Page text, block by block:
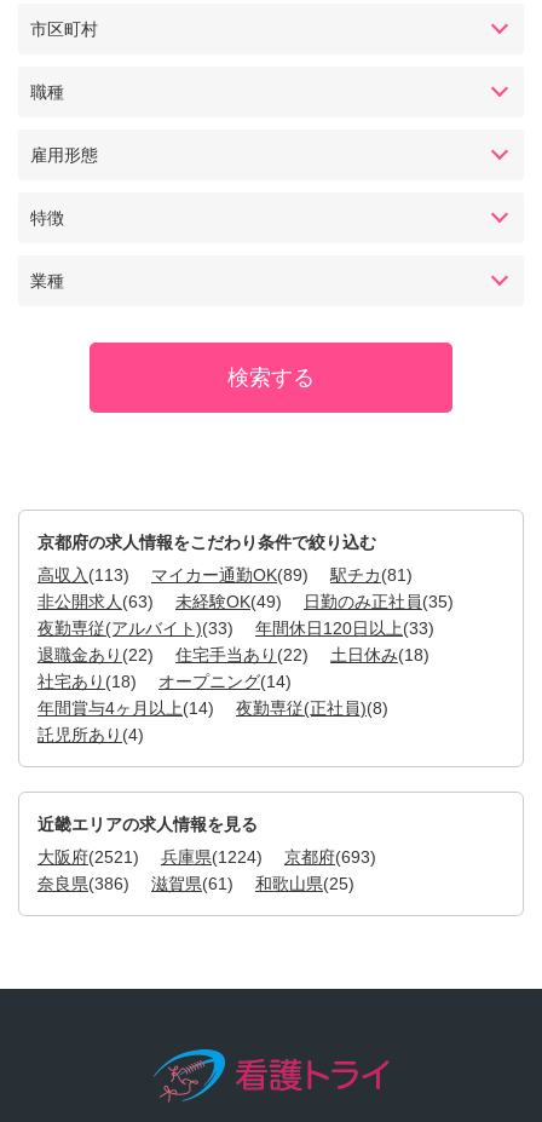
市区町村
職種
雇用形態
特徴
業種
京都府の求人情報をこだわり条件で絞り込む
高収入 (113) マイカー通勤OK(89) 駅チカ(81)
非公開求人 (63) 未経験OK(49) 日勤のみ正社員(35)
夜勤専従(アルバイト)(33) 年間休日120日以上(33)
退職金あり (22) 住宅手当あり (22) 土日休み(18)
社宅あり (18) オープニング(14)
年間賞与4ヶ月以上(14) 夜勤専従(正社員)(8)
託児所あり (4)
近畿エリアの求人情報を見る
大阪府(2521) 兵庫県(1224) 京都府(693)
奈良県(386) 滋賀県(61) 和歌山県(25)